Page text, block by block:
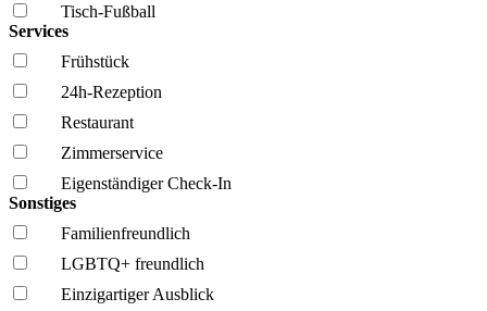
Tisch-Fußball
Services
Frühstück
24h-Rezeption
Restaurant
Zimmerservice
Eigenständiger Check-In
Sonstiges
Familien­freundlich
LGBTQ+ freundlich
Einzigartiger Ausblick